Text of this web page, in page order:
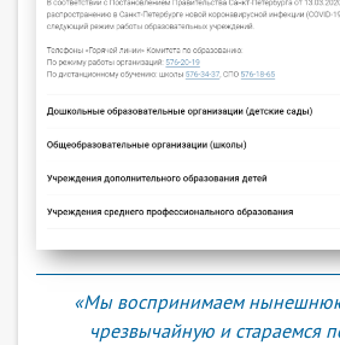
«Мы воспринимаем
чрезвычайную и стараемся